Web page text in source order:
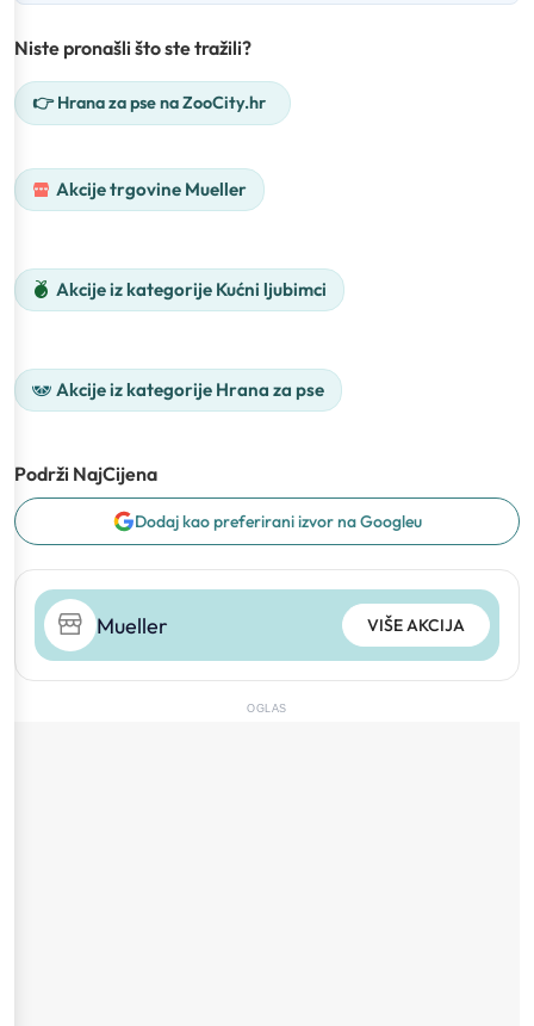
Niste pronašli što ste tražili?
👉 Hrana za pse na ZooCity.hr
Akcije trgovine Mueller
Akcije iz kategorije Kućni ljubimci
Akcije iz kategorije Hrana za pse
Podrži NajCijena
Dodaj kao preferirani izvor na Googleu
Mueller VIŠE AKCIJA
OGLAS